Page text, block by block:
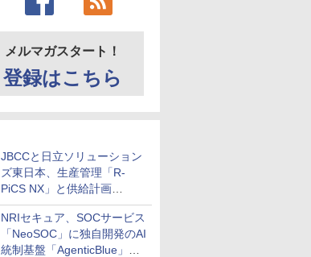
メルマガスタート！
登録はこちら
JBCCと日立ソリューション
ズ東日本、生産管理「R-
PiCS NX」と供給計画
「scSQUARE ISP」の連携サ
ービスを提供開始
NRIセキュア、SOCサービス
「NeoSOC」に独自開発のAI
統制基盤「AgenticBlue」を